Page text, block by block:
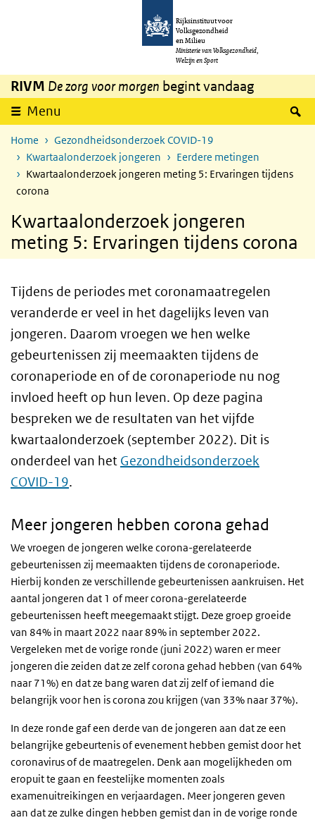
Overslaan en naar de inhoud gaan
Rijksinstituut voor
Volksgezondheid
en Milieu
Ministerie van Volksgezondheid,
Welzijn en Sport
RIVM De zorg voor morgen begint vandaag
Menu
Home
Gezondheidsonderzoek COVID-19
Kwartaalonderzoek jongeren
Eerdere metingen
Kwartaalonderzoek jongeren meting 5: Ervaringen tijdens
corona
Kwartaalonderzoek jongeren
meting 5: Ervaringen tijdens corona
Tijdens de periodes met coronamaatregelen
veranderde er veel in het dagelijks leven van
jongeren. Daarom vroegen we hen welke
gebeurtenissen zij meemaakten tijdens de
coronaperiode en of de coronaperiode nu nog
invloed heeft op hun leven. Op deze pagina
bespreken we de resultaten van het vijfde
kwartaalonderzoek (september 2022). Dit is
onderdeel van het Gezondheidsonderzoek
COVID-19.
Meer jongeren hebben corona gehad
We vroegen de jongeren welke corona-gerelateerde
gebeurtenissen zij meemaakten tijdens de coronaperiode.
Hierbij konden ze verschillende gebeurtenissen aankruisen. Het
aantal jongeren dat 1 of meer corona-gerelateerde
gebeurtenissen heeft meegemaakt stijgt. Deze groep groeide
van 84% in maart 2022 naar 89% in september 2022.
Vergeleken met de vorige ronde (juni 2022) waren er meer
jongeren die zeiden dat ze zelf corona gehad hebben (van 64%
naar 71%) en dat ze bang waren dat zij zelf of iemand die
belangrijk voor hen is corona zou krijgen (van 33% naar 37%).
In deze ronde gaf een derde van de jongeren aan dat ze een
belangrijke gebeurtenis of evenement hebben gemist door het
coronavirus of de maatregelen. Denk aan mogelijkheden om
eropuit te gaan en feestelijke momenten zoals
examenuitreikingen en verjaardagen. Meer jongeren geven
aan dat ze zulke dingen hebben gemist dan in de vorige ronde